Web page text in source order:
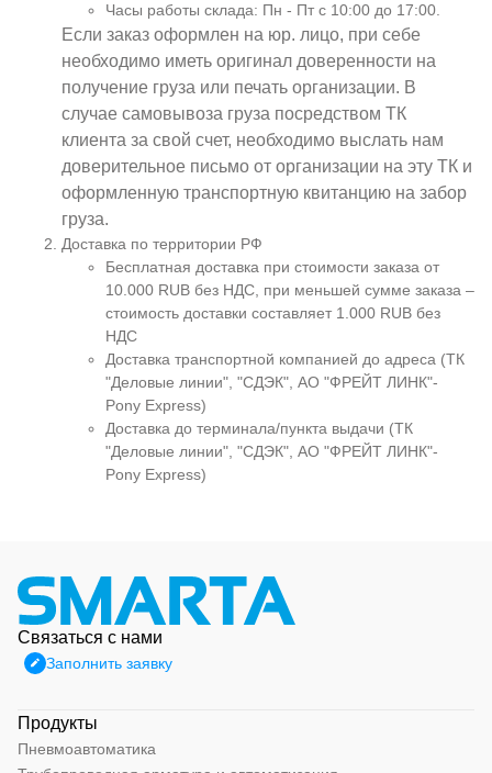
Часы работы склада: Пн - Пт с 10:00 до 17:00.
Если заказ оформлен на юр. лицо, при себе
необходимо иметь оригинал доверенности на
получение груза или печать организации. В
случае самовывоза груза посредством ТК
клиента за свой счет, необходимо выслать нам
доверительное письмо от организации на эту ТК и
оформленную транспортную квитанцию на забор
груза.
Доставка по территории РФ
Бесплатная доставка при стоимости заказа от
10.000 RUB без НДС, при меньшей сумме заказа –
стоимость доставки составляет 1.000 RUB без
НДС
Доставка транспортной компанией до адреса (ТК
"Деловые линии", "СДЭК", АО "ФРЕЙТ ЛИНК"-
Pony Express)
Доставка до терминала/пункта выдачи (ТК
"Деловые линии", "СДЭК", АО "ФРЕЙТ ЛИНК"-
Pony Express)
Связаться с нами
Заполнить заявку
Продукты
Пневмоавтоматика